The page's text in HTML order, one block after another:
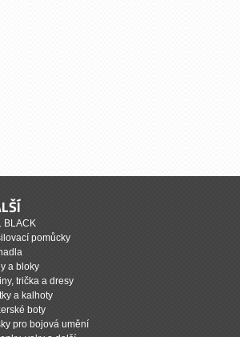
BLACK
pomůcky
a bloky
trička a dresy
a kalhoty
boty
pro bojová umění